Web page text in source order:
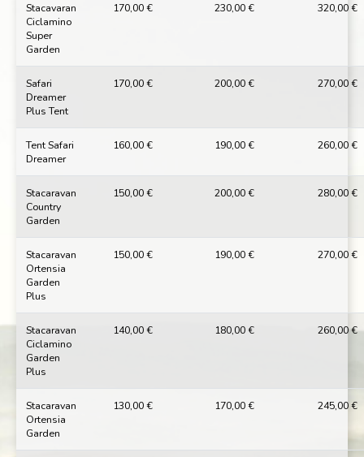
Stacavaran
Ciclamino
Super
Garden
170,00 € 230,00 € 320,00 €
Safari
Dreamer
Plus Tent
170,00 € 200,00 € 270,00 €
Tent Safari
Dreamer
160,00 € 190,00 € 260,00 €
Stacaravan
Country
Garden
150,00 € 200,00 € 280,00 €
Stacaravan
Ortensia
Garden
Plus
150,00 € 190,00 € 270,00 €
Stacaravan
Ciclamino
Garden
Plus
140,00 € 180,00 € 260,00 €
Stacaravan
Ortensia
Garden
130,00 € 170,00 € 245,00 €